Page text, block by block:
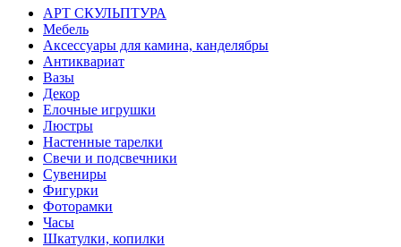
АРТ СКУЛЬПТУРА
Мебель
Аксессуары для камина, канделябры
Антиквариат
Вазы
Декор
Елочные игрушки
Люстры
Настенные тарелки
Свечи и подсвечники
Сувениры
Фигурки
Фоторамки
Часы
Шкатулки, копилки